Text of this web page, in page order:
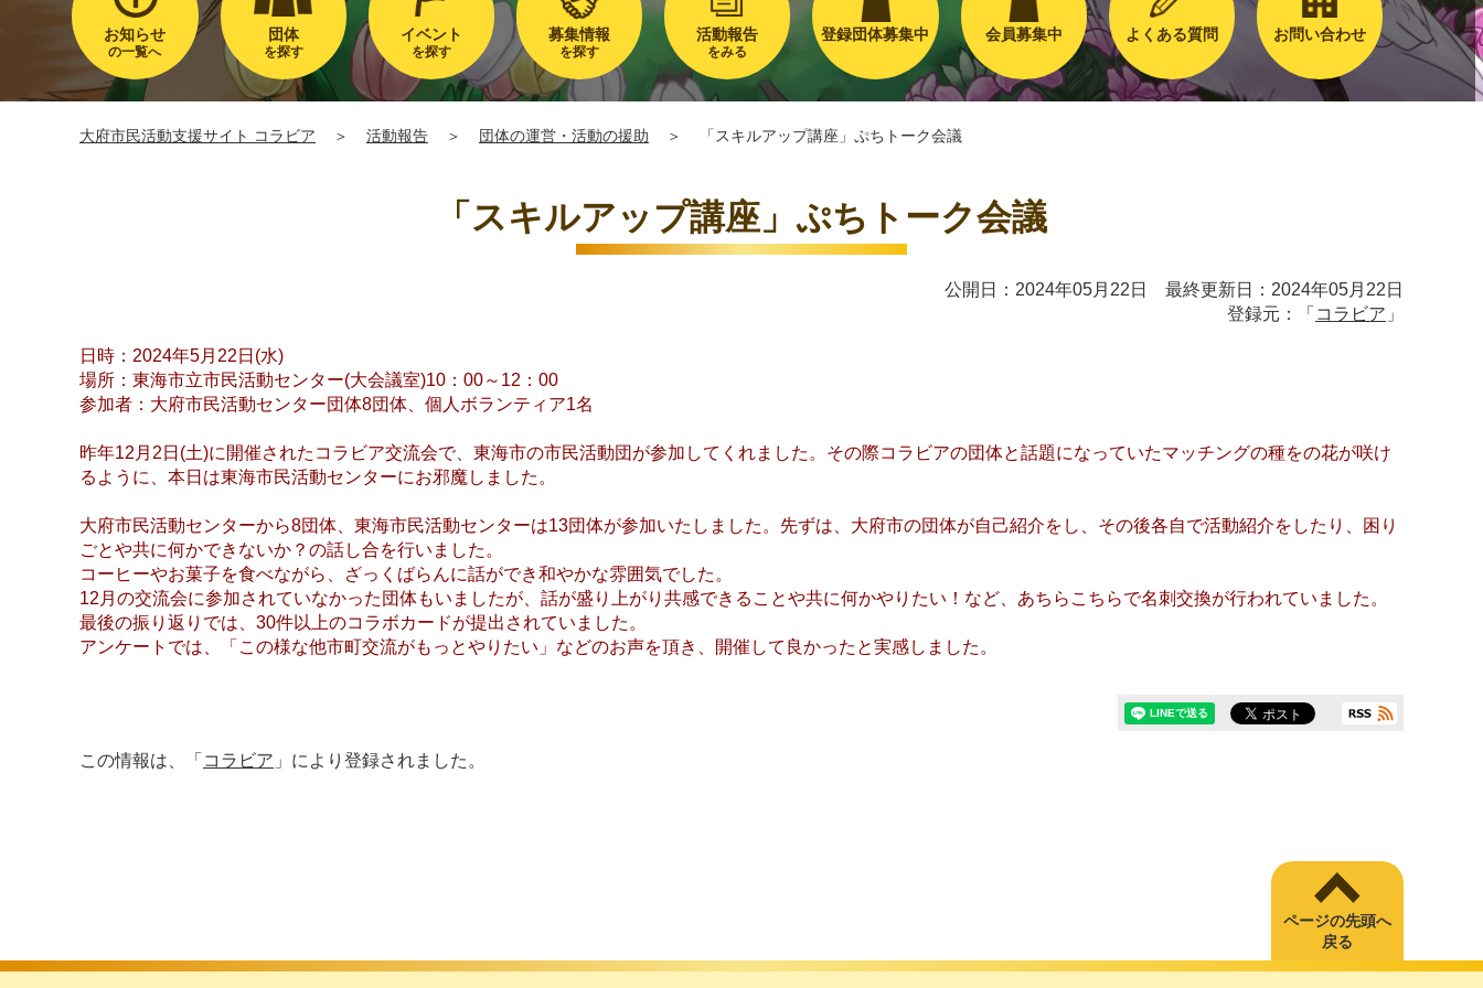
お知らせ
の一覧へ
団体
を探す
イベント
を探す
募集情報
を探す
活動報告
をみる
登録団体募集中 会員募集中 よくある質問 お問い合わせ
大府市民活動支援サイト コラビア ＞ 活動報告 ＞ 団体の運営・活動の援助 ＞ 「スキルアップ講座」ぷちトーク会議
「スキルアップ講座」ぷちトーク会議
公開日：2024年05月22日 最終更新日：2024年05月22日
登録元：「 コラビア 」
日時：2024年5月22日(水)
場所：東海市立市民活動センター(大会議室)10：00～12：00
参加者：大府市民活動センター団体8団体、個人ボランティア1名
昨年12月2日(土)に開催されたコラビア交流会で、東海市の市民活動団が参加してくれました。その際コラビアの団体と話題になっていたマッチングの種をの花が咲け
るように、本日は東海市民活動センターにお邪魔しました。
大府市民活動センターから8団体、東海市民活動センターは13団体が参加いたしました。先ずは、大府市の団体が自己紹介をし、その後各自で活動紹介をしたり、困り
ごとや共に何かできないか？の話し合を行いました。
コーヒーやお菓子を食べながら、ざっくばらんに話ができ和やかな雰囲気でした。
12月の交流会に参加されていなかった団体もいましたが、話が盛り上がり共感できることや共に何かやりたい！など、あちらこちらで名刺交換が行われていました。
最後の振り返りでは、30件以上のコラボカードが提出されていました。
アンケートでは、「この様な他市町交流がもっとやりたい」などのお声を頂き、開催して良かったと実感しました。
この情報は、「 コラビア 」により登録されました。
ページの先頭へ
戻る